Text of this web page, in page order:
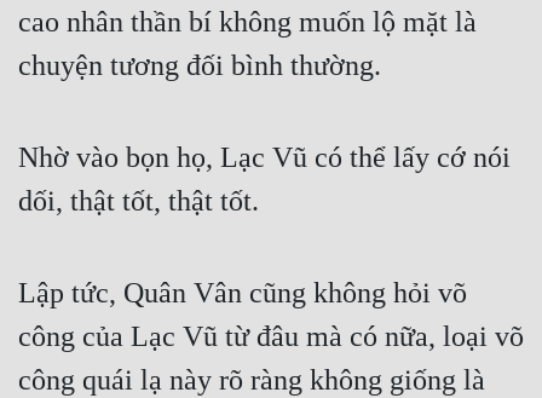
cao nhân thần bí không muốn lộ mặt là
chuyện tương đối bình thường.
Nhờ vào bọn họ, Lạc Vũ có thể lấy cớ nói
dối, thật tốt, thật tốt.
Lập tức, Quân Vân cũng không hỏi võ
công của Lạc Vũ từ đâu mà có nữa, loại võ
công quái lạ này rõ ràng không giống là